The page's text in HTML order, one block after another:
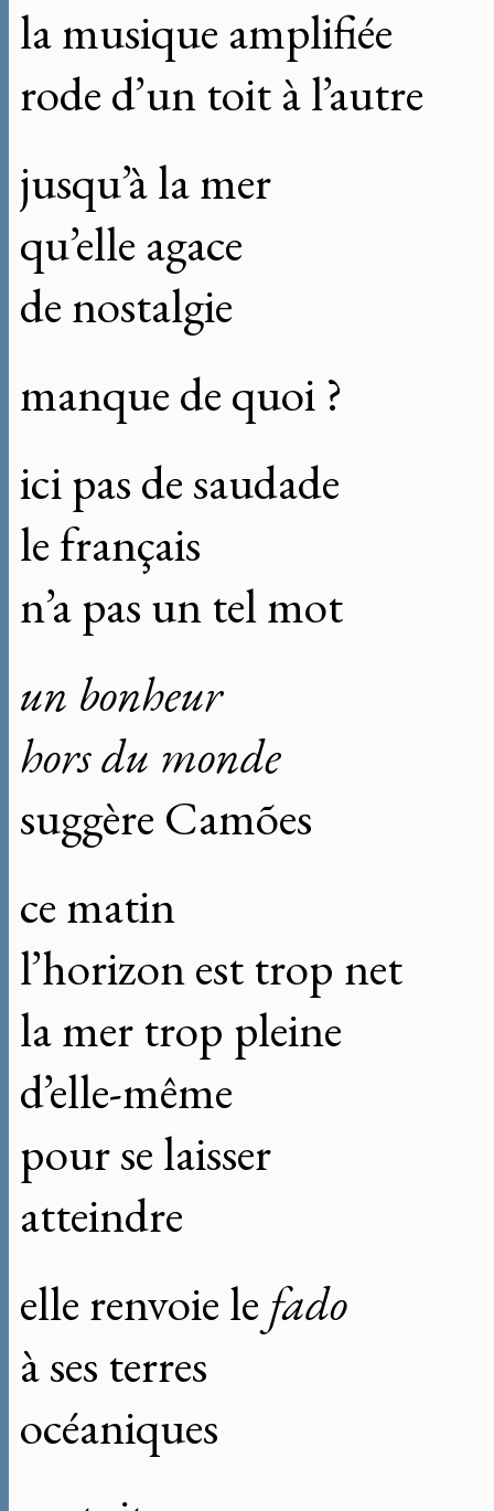
la musique amplifiée
rode d’un toit à l’autre
jusqu’à la mer
qu’elle agace
de nostalgie
manque de quoi ?
ici pas de saudade
le français
n’a pas un tel mot
un bonheur
hors du monde
suggère Camões
ce matin
l’horizon est trop net
la mer trop pleine
d’elle-même
pour se laisser
atteindre
elle renvoie lefado
à ses terres
océaniques